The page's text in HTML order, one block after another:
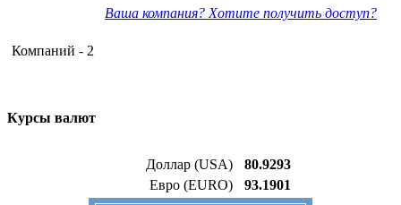
Ваша компания? Хотите получить доступ?
Компаний - 2
Курсы валют
Доллар (USA)
80.9293
Евро (EURO)
93.1901